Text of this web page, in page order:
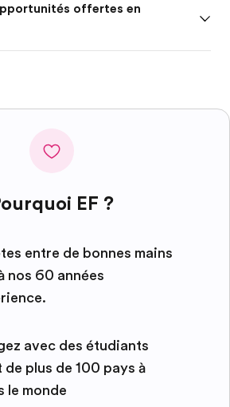
offertes en
EF ?
entre de bonnes mains
nos 60 années
avec des étudiants
de plus de 100 pays à
le monde